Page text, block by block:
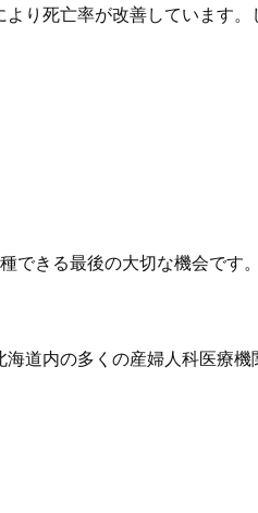
り死亡率が改善しています
できる最後の大切な機会です。
道内の多くの産婦人科医療機